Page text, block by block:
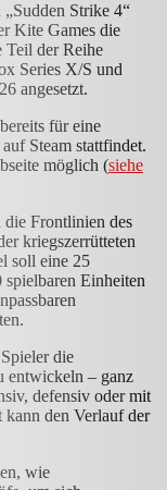
„Sudden Strike 4“
Kite Games die
Teil der Reihe
Series X/S und
angesetzt.
für eine
Steam stattfindet.
möglich (siehe
die Frontlinien des
kriegszerrütteten
soll eine 25
spielbaren Einheiten
die
entwickeln – ganz
defensiv oder mit
kann den Verlauf der
wie